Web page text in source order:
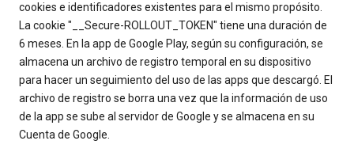
cookies e identificadores existentes para el mismo propósito.
La cookie "__Secure-ROLLOUT_TOKEN" tiene una duración de
6 meses. En la app de Google Play, según su configuración, se
almacena un archivo de registro temporal en su dispositivo
para hacer un seguimiento del uso de las apps que descargó. El
archivo de registro se borra una vez que la información de uso
de la app se sube al servidor de Google y se almacena en su
Cuenta de Google.